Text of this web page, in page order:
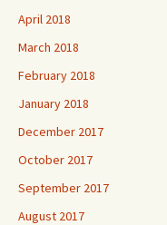
April 2018
March 2018
February 2018
January 2018
December 2017
October 2017
September 2017
August 2017